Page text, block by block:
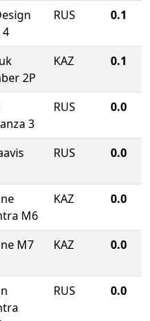
4
RUS 0.1
2P
KAZ 0.1
3
RUS 0.0
RUS 0.0
M6
KAZ 0.0
M7 KAZ 0.0
RUS 0.0